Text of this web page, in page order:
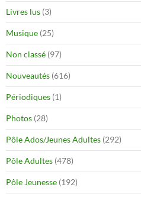
Livres lus (3)
Musique (25)
Non classé (97)
Nouveautés (616)
Périodiques (1)
Photos (28)
Pôle Ados/Jeunes Adultes (292)
Pôle Adultes (478)
Pôle Jeunesse (192)